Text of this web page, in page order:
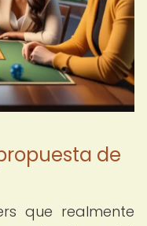
de
que realmente